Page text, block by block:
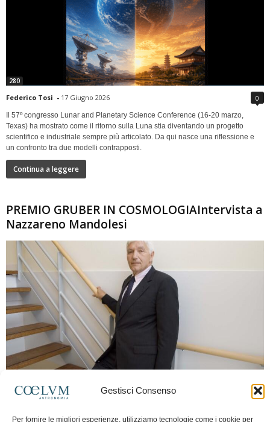
Gestisci Consenso
Per fornire le migliori esperienze, utilizziamo tecnologie come i cookie per
280
Federico Tosi - 17 Giugno 2026 0
Il 57º congresso Lunar and Planetary Science Conference (16-20 marzo,
Texas) ha mostrato come il ritorno sulla Luna stia diventando un progetto
scientifico e industriale sempre più articolato. Da qui nasce una riflessione e
un confronto tra due modelli contrapposti.
Continua a leggere
PREMIO GRUBER IN COSMOLOGIAIntervista a
Nazzareno Mandolesi
Frida Paolella - 16 Giugno 2026 0
spaziale europea e della missione Planck. Il dialogo ripercorre i principali